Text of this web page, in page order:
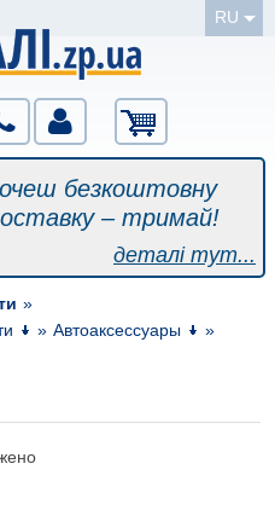
RU
безкоштовну
– тримай!
деталі тут...
»
» Автоаксессуары
»